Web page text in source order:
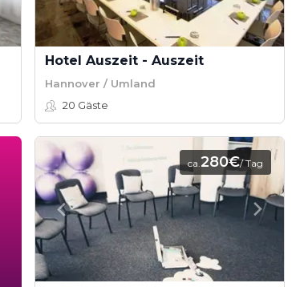
Hotel Auszeit - Auszeit
Hannover / Umland
20 Gäste
ca.280€/ Tag